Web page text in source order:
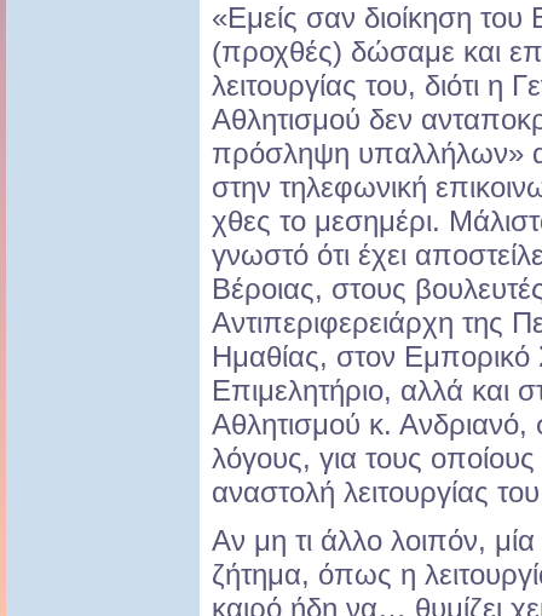
«Εμείς σαν διοίκηση
(προχθές) δώσαμε και
λειτουργίας του, διότι η
Αθλητισμού δεν
πρόσληψη υπαλλήλων»
στην τηλεφωνική
χθες το μεσημέρι.
γνωστό ότι έχει
Βέροιας, στους
Αντιπεριφερειάρχη της
Ημαθίας, στον Εμπορικό
Επιμελητήριο, αλλά και
Αθλητισμού κ. Ανδριανό,
λόγους, για τους
αναστολή λειτουργίας
Αν μη τι άλλο λοιπόν, μία
ζήτημα, όπως η
καιρό ήδη να… θυμίζει